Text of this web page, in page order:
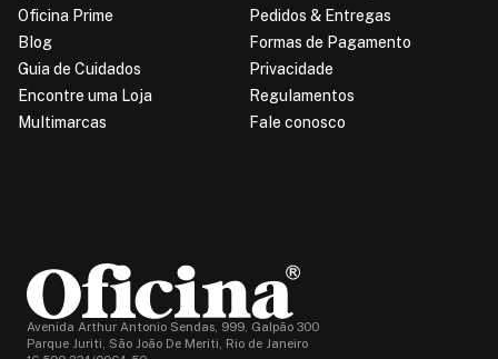
Oficina Prime
Blog
Guia de Cuidados
Encontre uma Loja
Multimarcas
Pedidos & Entregas
Formas de Pagamento
Privacidade
Regulamentos
Fale conosco
Avenida Arthur Antonio Sendas, 999, Galpão 300
Parque Juriti, São João De Meriti, Rio de Janeiro